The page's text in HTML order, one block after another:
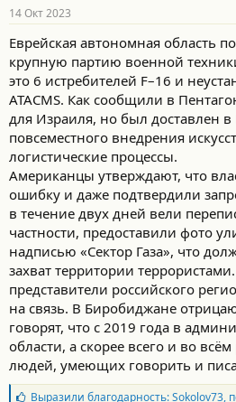
н
с
т
и
14 Окт 2023
Еврейская автономная область
крупную партию военной
это 6 истребителей F–16 и
ATACMS. Как сообщили в
для Израиля, но был доставлен в
повсеместного внедрения
логистические процессы.
Американцы утверждают, что
ошибку и даже подтвердили
в течение двух дней вели
частности, предоставили фото
надписью «Сектор Газа», что
захват территории
представители российского
на связь. В Биробиджане
говорят, что с 2019 года в
области, а скорее всего и во
людей, умеющих говорить и
Б
Выразили благодарность:Sokolov73,